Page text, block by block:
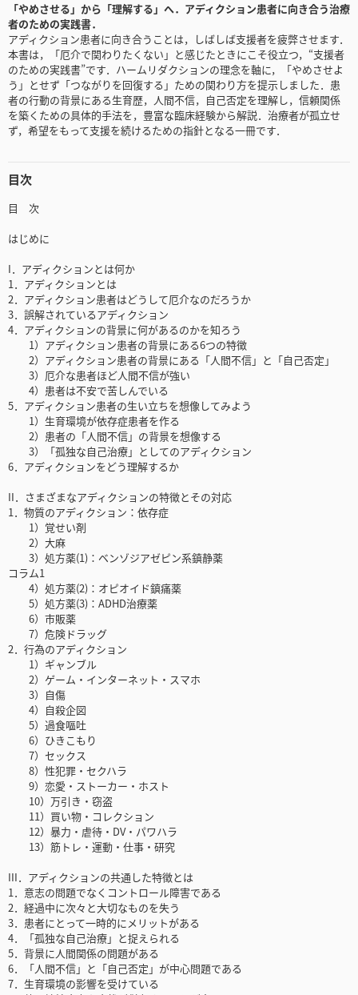
「やめさせる」から「理解する」へ．アディクション患者に向き合う治療
者のための実践書．
アディクション患者に向き合うことは，しばしば支援者を疲弊させます．
本書は，「厄介で関わりたくない」と感じたときにこそ役立つ，“支援者
のための実践書”です．ハームリダクションの理念を軸に，「やめさせよ
う」とせず「つながりを回復する」ための関わり方を提示しました．患
者の行動の背景にある生育歴，人間不信，自己否定を理解し，信頼関係
を築くための具体的手法を，豊富な臨床経験から解説．治療者が孤立せ
ず，希望をもって支援を続けるための指針となる一冊です．
目次
目 次
はじめに
I．アディクションとは何か
1．アディクションとは
2．アディクション患者はどうして厄介なのだろうか
3．誤解されているアディクション
4．アディクションの背景に何があるのかを知ろう
1）アディクション患者の背景にある6つの特徴
2）アディクション患者の背景にある「人間不信」と「自己否定」
3）厄介な患者ほど人間不信が強い
4）患者は不安で苦しんでいる
5．アディクション患者の生い立ちを想像してみよう
1）生育環境が依存症患者を作る
2）患者の「人間不信」の背景を想像する
3）「孤独な自己治療」としてのアディクション
6．アディクションをどう理解するか
II．さまざまなアディクションの特徴とその対応
1．物質のアディクション：依存症
1）覚せい剤
2）大麻
3）処方薬(1)：ベンゾジアゼピン系鎮静薬
コラム1
4）処方薬(2)：オピオイド鎮痛薬
5）処方薬(3)：ADHD治療薬
6）市販薬
7）危険ドラッグ
2．行為のアディクション
1）ギャンブル
2）ゲーム・インターネット・スマホ
3）自傷
4）自殺企図
5）過食嘔吐
6）ひきこもり
7）セックス
8）性犯罪・セクハラ
9）恋愛・ストーカー・ホスト
10）万引き・窃盗
11）買い物・コレクション
12）暴力・虐待・DV・パワハラ
13）筋トレ・運動・仕事・研究
III．アディクションの共通した特徴とは
1．意志の問題でなくコントロール障害である
2．経過中に次々と大切なものを失う
3．患者にとって一時的にメリットがある
4．「孤独な自己治療」と捉えられる
5．背景に人間関係の問題がある
6．「人間不信」と「自己否定」が中心問題である
7．生育環境の影響を受けている